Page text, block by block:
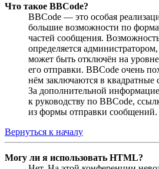
Что такое BBCode?
BBCode — это особая
большие возможности по
частей сообщения.
определяется
может быть отключён на
его отправки. BBCode очень
нём заключаются в квадратные
За дополнительной
к руководству по BBCode,
из формы отправки сообщений.
Вернуться к началу
Могу ли я использовать HTML?